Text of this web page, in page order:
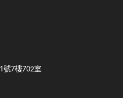
號7樓702室